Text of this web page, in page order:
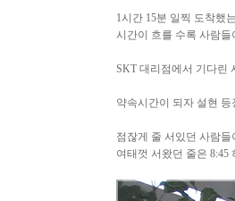
1시간 15분 일찍 도착했
시간이 흐를 수록 사람들
SKT 대리점에서 기다린
약속시간이 되자 설현 등
점잖게 줄 서있던 사람
여태껏 서왔던 줄은 8:45